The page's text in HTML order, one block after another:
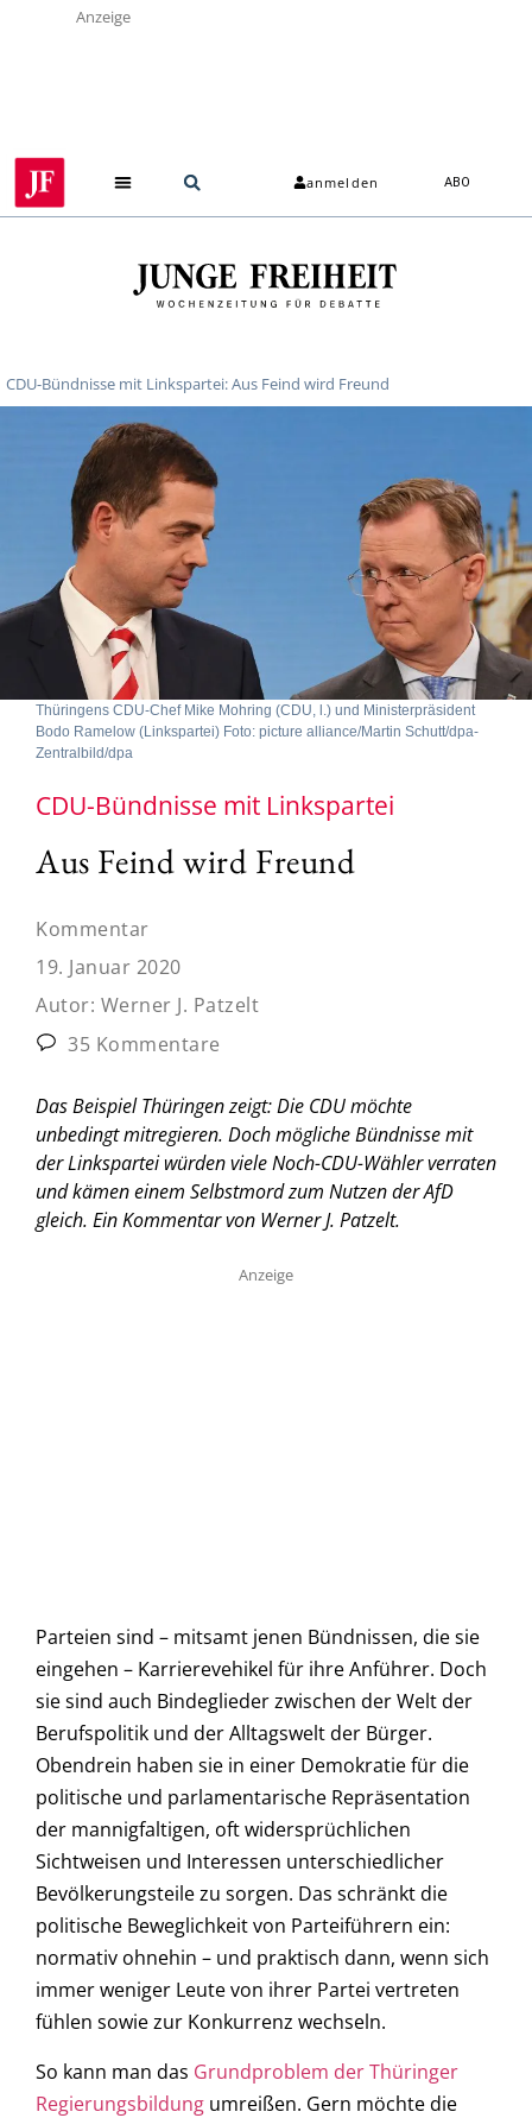
Anzeige
anmelden ABO
CDU-Bündnisse mit Linkspartei: Aus Feind wird Freund
Thüringens CDU-Chef Mike Mohring (CDU, l.) und Ministerpräsident
Bodo Ramelow (Linkspartei) Foto: picture alliance/Martin Schutt/dpa-
Zentralbild/dpa
CDU-Bündnisse mit Linkspartei
Aus Feind wird Freund
Kommentar
19. Januar 2020
Autor: Werner J. Patzelt
35 Kommentare
Das Beispiel Thüringen zeigt: Die CDU möchte
unbedingt mitregieren. Doch mögliche Bündnisse mit
der Linkspartei würden viele Noch-CDU-Wähler verraten
und kämen einem Selbstmord zum Nutzen der AfD
gleich. Ein Kommentar von Werner J. Patzelt.
Anzeige
Parteien sind – mitsamt jenen Bündnissen, die sie
eingehen – Karrierevehikel für ihre Anführer. Doch
sie sind auch Bindeglieder zwischen der Welt der
Berufspolitik und der Alltagswelt der Bürger.
Obendrein haben sie in einer Demokratie für die
politische und parlamentarische Repräsentation
der mannigfaltigen, oft widersprüchlichen
Sichtweisen und Interessen unterschiedlicher
Bevölkerungsteile zu sorgen. Das schränkt die
politische Beweglichkeit von Parteiführern ein:
normativ ohnehin – und praktisch dann, wenn sich
immer weniger Leute von ihrer Partei vertreten
fühlen sowie zur Konkurrenz wechseln.
So kann man das Grundproblem der Thüringer
Regierungsbildung umreißen. Gern möchte die